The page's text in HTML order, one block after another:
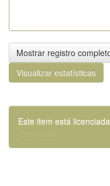
Mostrar registro
Visualizar estatísticas
Este item está
Commons